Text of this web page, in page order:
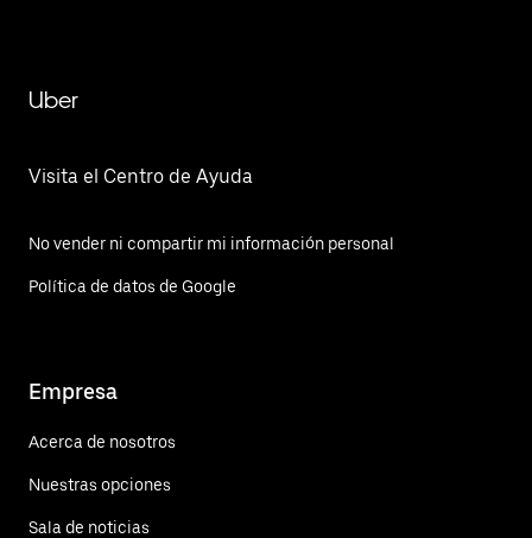
Uber
Visita el Centro de Ayuda
No vender ni compartir mi información personal
Política de datos de Google
Empresa
Acerca de nosotros
Nuestras opciones
Sala de noticias